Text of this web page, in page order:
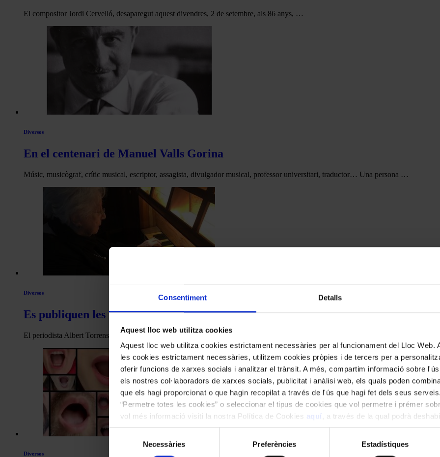
Consentiment Detalls
Aquest lloc web utilitza cookies
Aquest lloc web utilitza cookies estrictament necessàries per al funcionament del Lloc Web.
les cookies estrictament necessàries, utilitzem cookies pròpies i de tercers per a
oferir funcions de xarxes socials i analitzar el trànsit. A més, compartim informació sobre
els nostres col·laboradors de xarxes socials, publicitat i anàlisi web, els quals poden
que els hagi proporcionat o que hagin recopilat a través de l'ús que hagi fet dels seus
“Permetre totes les cookies” o seleccionar el tipus de cookies que vol permetre i prémer
vol més informació visiti la nostra Política de Cookies aquí
, a través de la qual podrà
les cookies en qualsevol moment.
Necessàries Preferències Estadístiques
El compositor Jordi Cervelló, desaparegut aquest divendres, 2 de setembre, als 86 anys, …
Diversos
En el centenari de Manuel Valls Gorina
Músic, musicògraf, crític musical, escriptor, assagista, divulgador musical, professor universitari, traductor… Una persona …
Diversos
Es publiquen les memòries de l’organista Montserrat Torrent
El periodista Albert Torrens acaba de publicar Montserrat Torrent, la dama de l’orgue, …
Diversos